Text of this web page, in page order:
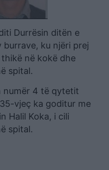
Durrësin ditën e
burrave, ku njëri prej
në kokë dhe
spital.
numër 4 të qytetit
vjeç ka goditur me
Halil Koka, i cili
spital.